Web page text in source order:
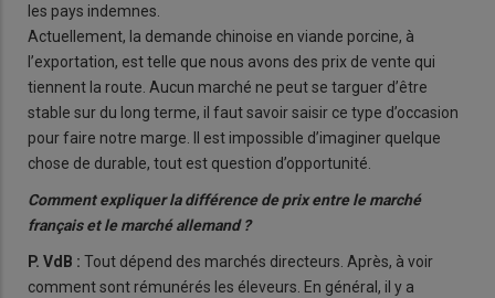
les pays indemnes.
Actuellement, la demande chinoise en viande porcine, à
l’exportation, est telle que nous avons des prix de vente qui
tiennent la route. Aucun marché ne peut se targuer d’être
stable sur du long terme, il faut savoir saisir ce type d’occasion
pour faire notre marge. Il est impossible d’imaginer quelque
chose de durable, tout est question d’opportunité.
Comment expliquer la différence de prix entre le marché
français et le marché allemand ?
P. VdB : Tout dépend des marchés directeurs. Après, à voir
comment sont rémunérés les éleveurs. En général, il y a